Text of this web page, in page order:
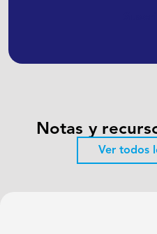
Notas y
Ver todos